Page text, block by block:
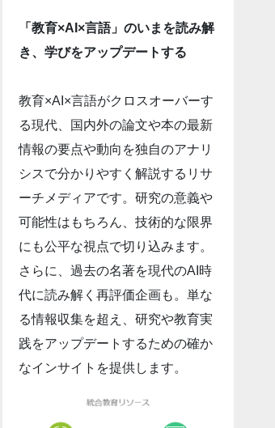
「教育×AI×言語」のいまを読み解
き、学びをアップデートする
教育×AI×言語がクロスオーバーす
る現代、国内外の論文や本の最新
情報の要点や動向を独自のアナリ
シスで分かりやすく解説するリサ
ーチメディアです。研究の意義や
可能性はもちろん、技術的な限界
にも公平な視点で切り込みます。
さらに、過去の名著を現代のAI時
代に読み解く再評価企画も。単な
る情報収集を超え、研究や教育実
践をアップデートするための確か
なインサイトを提供します。